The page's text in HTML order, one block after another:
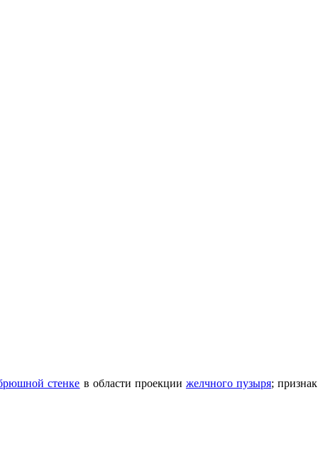
стенке в области проекции желчного пузыря; признак